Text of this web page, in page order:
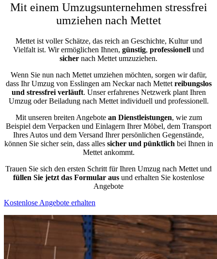
Mit einem Umzugsunternehmen stressfrei
umziehen nach Mettet
Mettet ist voller Schätze, das reich an Geschichte, Kultur und
Vielfalt ist. Wir ermöglichen Ihnen, günstig, professionell und
sicher nach Mettet umzuziehen.
Wenn Sie nun nach Mettet umziehen möchten, sorgen wir dafür,
dass Ihr Umzug von Esslingen am Neckar nach Mettet reibungslos
und stressfrei verläuft. Unser erfahrenes Netzwerk plant Ihren
Umzug oder Beiladung nach Mettet individuell und professionell.
Mit unseren breiten Angebotean Dienstleistungen, wie zum
Beispiel dem Verpacken und Einlagern Ihrer Möbel, dem Transport
Ihres Autos und dem Versand Ihrer persönlichen Gegenstände,
können Sie sicher sein, dass alles sicher und pünktlich bei Ihnen in
Mettet ankommt.
Trauen Sie sich den ersten Schritt für Ihren Umzug nach Mettet und
füllen Sie jetzt das Formular ausund erhalten Sie kostenlose
Angebote
Kostenlose Angebote erhalten